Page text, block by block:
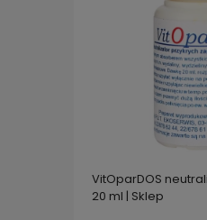
VitOparDOS
20 ml | Sklep